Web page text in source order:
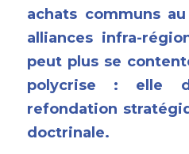
achats communs
alliances infra-
polycrise : elle
refondation
doctrinale.